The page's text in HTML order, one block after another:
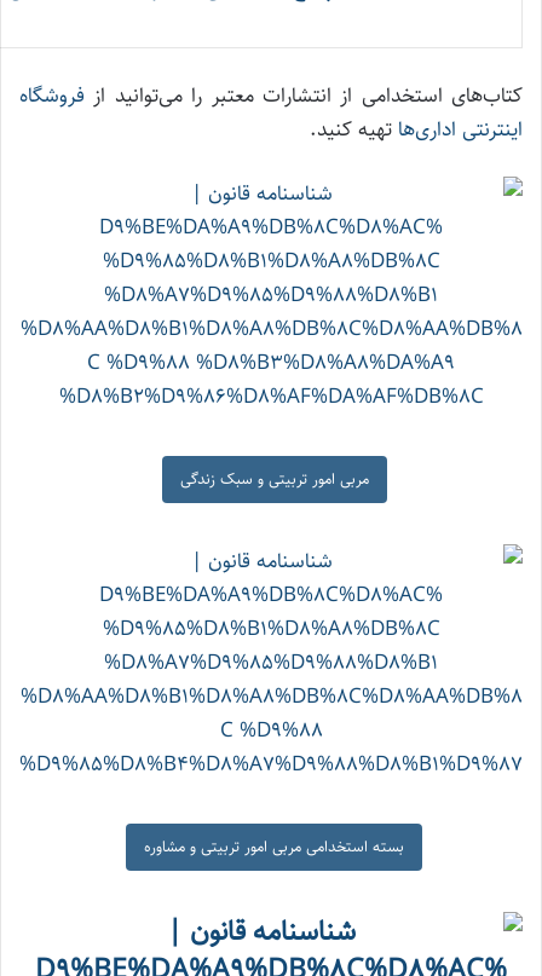
کتاب‌های استخدامی از انتشارات معتبر را می‌توانید از فروشگاه
اینترنتی اداری‌ها تهیه کنید.
مربی امور تربیتی و سبک زندگی
بسته استخدامی مربی امور تربیتی و مشاوره